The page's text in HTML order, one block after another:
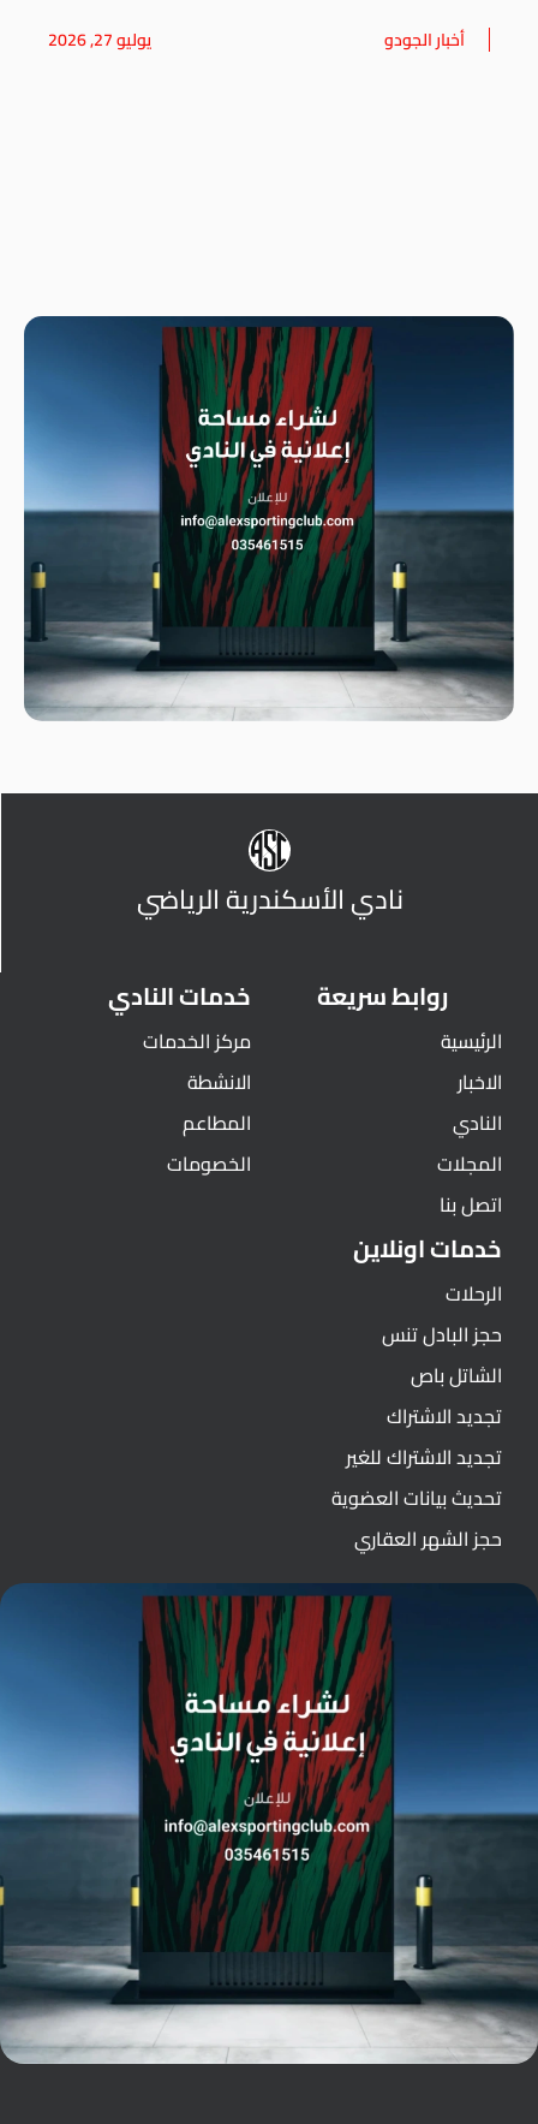
أخبار الجودو يوليو 27, 2026
نادي الأسكندرية الرياضي
روابط سريعة
الرئيسية
الاخبار
النادي
المجلات
اتصل بنا
خدمات النادي
مركز الخدمات
الانشطة
المطاعم
الخصومات
خدمات اونلاين
الرحلات
حجز البادل تنس
الشاتل باص
تجديد الاشتراك
تجديد الاشتراك للغير
تحديث بيانات العضوية
حجز الشهر العقاري